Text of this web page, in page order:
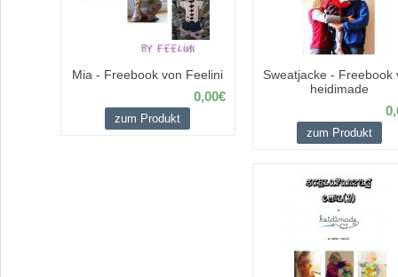
Mia - Freebook von Feelini
0,00€
zum Produkt
Sweatjacke - Freebook
heidimade
zum Produkt